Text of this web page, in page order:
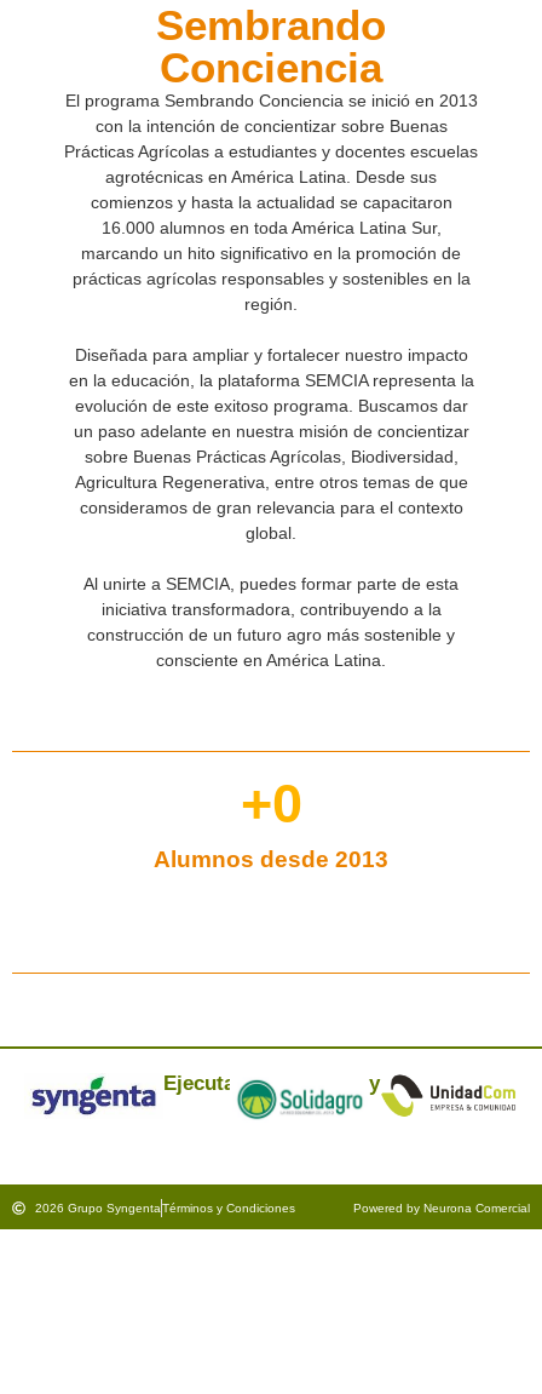
Sembrando
Conciencia
El programa Sembrando Conciencia se inició en 2013
con la intención de concientizar sobre Buenas
Prácticas Agrícolas a estudiantes y docentes escuelas
agrotécnicas en América Latina. Desde sus
comienzos y hasta la actualidad se capacitaron
16.000 alumnos en toda América Latina Sur,
marcando un hito significativo en la promoción de
prácticas agrícolas responsables y sostenibles en la
región.
Diseñada para ampliar y fortalecer nuestro impacto
en la educación, la plataforma SEMCIA representa la
evolución de este exitoso programa. Buscamos dar
un paso adelante en nuestra misión de concientizar
sobre Buenas Prácticas Agrícolas, Biodiversidad,
Agricultura Regenerativa, entre otros temas de que
consideramos de gran relevancia para el contexto
global.
Al unirte a SEMCIA, puedes formar parte de esta
iniciativa transformadora, contribuyendo a la
construcción de un futuro agro más sostenible y
consciente en América Latina.
Alumnos desde 2013
+0
Ejecuta: y
2026 Grupo SyngentaTérminos y Condiciones Powered by Neurona Comercial